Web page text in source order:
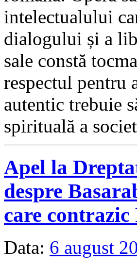
intelectualului
dialogului și a
sale constă
respectul pentru
autentic trebuie
spirituală a
Apel la
despre
care
Data: 6 august